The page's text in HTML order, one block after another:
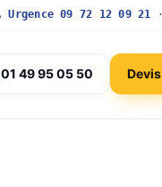
Urgence 09 72 12 09 21
01 49 95 05 50